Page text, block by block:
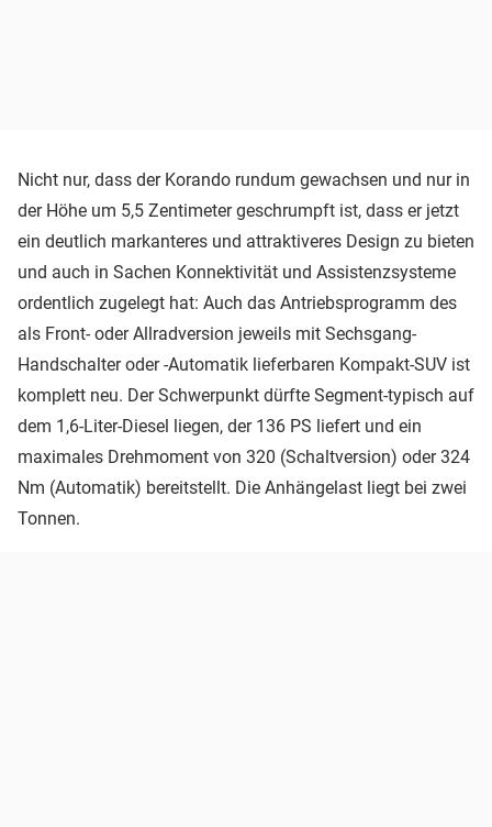
Nicht nur, dass der Korando rundum gewachsen und nur in
der Höhe um 5,5 Zentimeter geschrumpft ist, dass er jetzt
ein deutlich markanteres und attraktiveres Design zu bieten
und auch in Sachen Konnektivität und Assistenzsysteme
ordentlich zugelegt hat: Auch das Antriebsprogramm des
als Front- oder Allradversion jeweils mit Sechsgang-
Handschalter oder -Automatik lieferbaren Kompakt-SUV ist
komplett neu. Der Schwerpunkt dürfte Segment-typisch auf
dem 1,6-Liter-Diesel liegen, der 136 PS liefert und ein
maximales Drehmoment von 320 (Schaltversion) oder 324
Nm (Automatik) bereitstellt. Die Anhängelast liegt bei zwei
Tonnen.